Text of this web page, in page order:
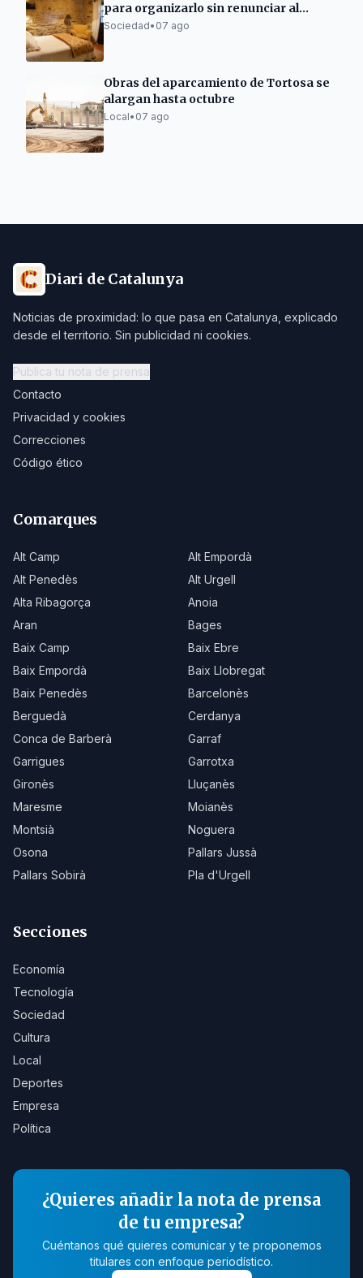
para organizarlo sin renunciar al
descanso
Sociedad• 07 ago
Obras del aparcamiento de Tortosa se
alargan hasta octubre
Local• 07 ago
Diari de Catalunya
Noticias de proximidad: lo que pasa en Catalunya, explicado
desde el territorio. Sin publicidad ni cookies.
Publica tu nota de prensa
Contacto
Privacidad y cookies
Correcciones
Código ético
Comarques
Alt Camp
Alt Empordà
Alt Penedès
Alt Urgell
Alta Ribagorça
Anoia
Aran
Bages
Baix Camp
Baix Ebre
Baix Empordà
Baix Llobregat
Baix Penedès
Barcelonès
Berguedà
Cerdanya
Conca de Barberà
Garraf
Garrigues
Garrotxa
Gironès
Lluçanès
Maresme
Moianès
Montsià
Noguera
Osona
Pallars Jussà
Pallars Sobirà
Pla d'Urgell
Secciones
Economía
Tecnología
Sociedad
Cultura
Local
Deportes
Empresa
Política
¿Quieres añadir la nota de prensa
de tu empresa?
Cuéntanos qué quieres comunicar y te proponemos
titulares con enfoque periodístico.